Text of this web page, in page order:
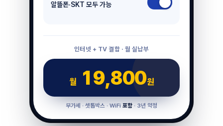
알뜰폰·SKT 모두 가능
인터넷 + TV 결합 · 월 실납부
월 19,800원
부가세 · 셋톱박스 · WiFi 포함 · 3년 약정